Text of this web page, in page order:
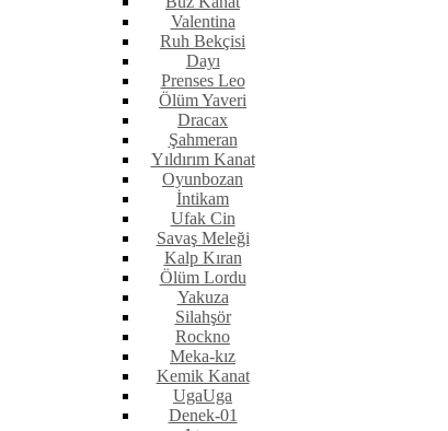
Valentina
Ruh Bekçisi
Dayı
Prenses Leo
Ölüm Yaveri
Dracax
Şahmeran
Yıldırım Kanat
Oyunbozan
İntikam
Ufak Cin
Savaş Meleği
Kalp Kıran
Ölüm Lordu
Yakuza
Silahşör
Rockno
Meka-kız
Kemik Kanat
UgaUga
Denek-01